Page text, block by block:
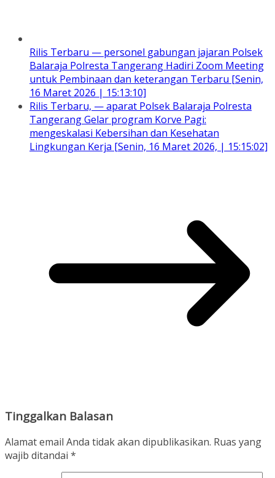
Rilis Terbaru — personel gabungan jajaran Polsek
Balaraja Polresta Tangerang Hadiri Zoom Meeting
untuk Pembinaan dan keterangan Terbaru [Senin,
16 Maret 2026 | 15:13:10]
Rilis Terbaru, — aparat Polsek Balaraja Polresta
Tangerang Gelar program Korve Pagi:
mengeskalasi Kebersihan dan Kesehatan
Lingkungan Kerja [Senin, 16 Maret 2026, | 15:15:02]
Tinggalkan Balasan
Alamat email Anda tidak akan dipublikasikan. Ruas yang
wajib ditandai *